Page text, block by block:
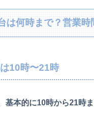
は何時まで？営業時
10時〜21時
基本的に10時から21時